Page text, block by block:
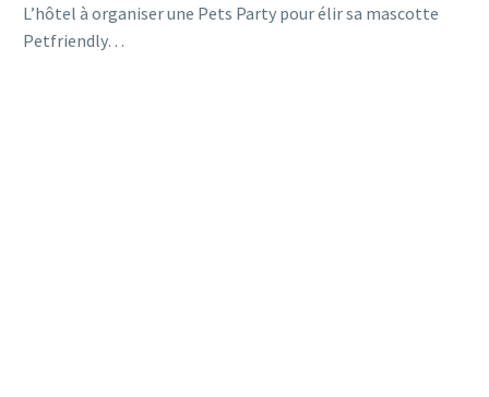
L’hôtel à organiser une Pets Party pour élir sa mascotte
Petfriendly…